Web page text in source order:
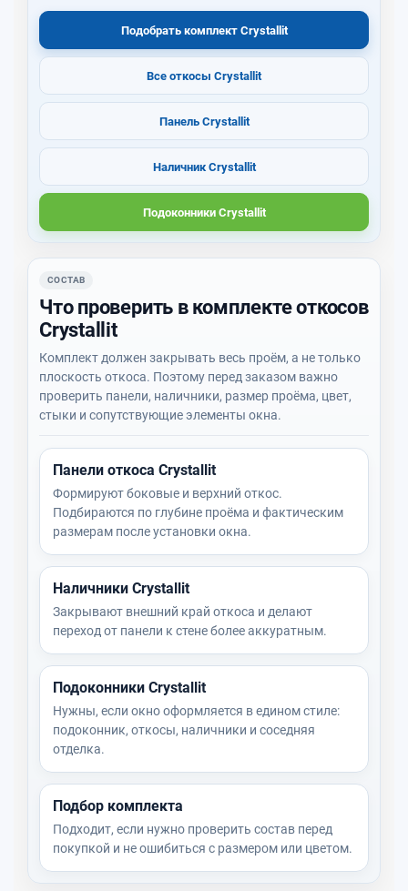
Подобрать комплект Crystallit
Все откосы Crystallit
Панель Crystallit
Наличник Crystallit
Подоконники Crystallit
СОСТАВ
Что проверить в комплекте откосов
Crystallit
Комплект должен закрывать весь проём, а не только
плоскость откоса. Поэтому перед заказом важно
проверить панели, наличники, размер проёма, цвет,
стыки и сопутствующие элементы окна.
Панели откоса Crystallit
Формируют боковые и верхний откос.
Подбираются по глубине проёма и фактическим
размерам после установки окна.
Наличники Crystallit
Закрывают внешний край откоса и делают
переход от панели к стене более аккуратным.
Подоконники Crystallit
Нужны, если окно оформляется в едином стиле:
подоконник, откосы, наличники и соседняя
отделка.
Подбор комплекта
Подходит, если нужно проверить состав перед
покупкой и не ошибиться с размером или цветом.